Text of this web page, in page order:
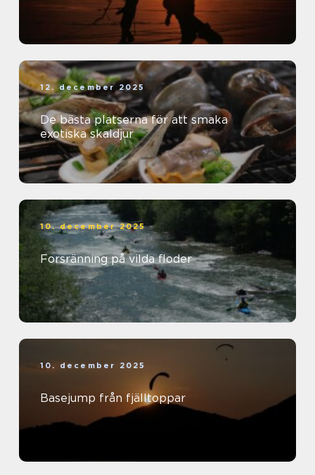
12. december 2025
De bästa platserna för att smaka
exotiska skaldjur
10. december 2025
Forsränning på vilda floder
10. december 2025
Basejump från fjälltoppar